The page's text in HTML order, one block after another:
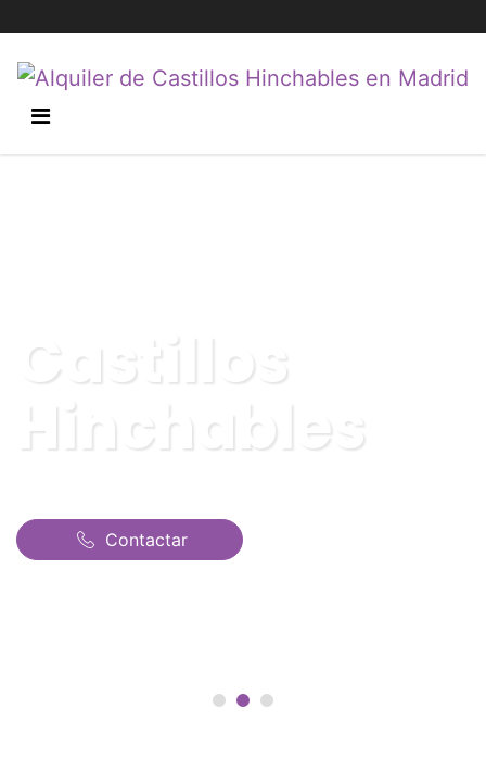
Castillos
Hinchables
Contactar